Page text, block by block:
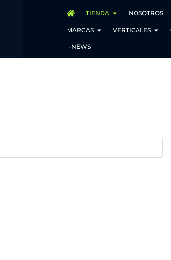
TIENDA NOSOTROS
MARCAS VERTICALES
I-NEWS